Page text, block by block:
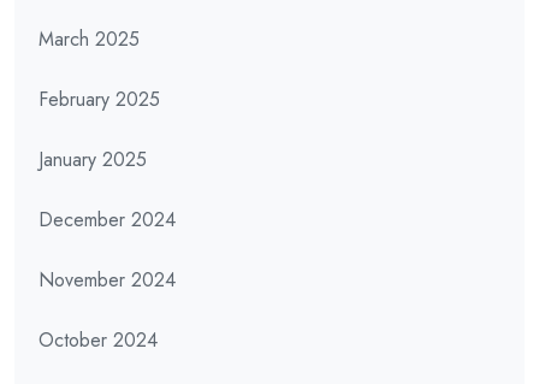
March 2025
February 2025
January 2025
December 2024
November 2024
October 2024